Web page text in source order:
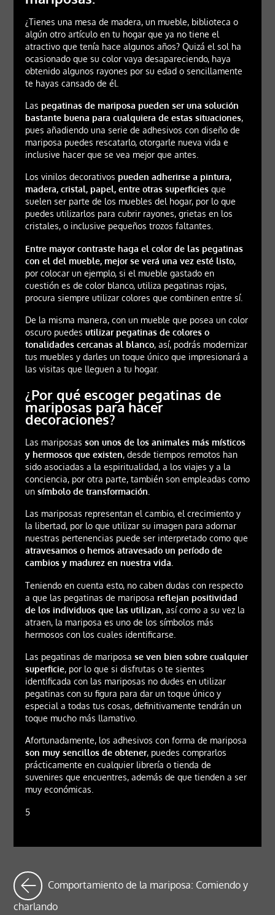
¿Tienes una mesa de madera, un mueble, biblioteca o
algún otro artículo en tu hogar que ya no tiene el
atractivo que tenía hace algunos años? Quizá el sol ha
ocasionado que su color vaya desapareciendo, haya
obtenido algunos rayones por su edad o sencillamente
te hayas cansado de él.
Las pegatinas de mariposa pueden ser una solución
bastante buena para cualquiera de estas situaciones,
pues añadiendo una serie de adhesivos con diseño de
mariposa puedes rescatarlo, otorgarle nueva vida e
inclusive hacer que se vea mejor que antes.
Los vinilos decorativos pueden adherirse a pintura,
madera, cristal, papel, entre otras superficiesque
suelen ser parte de los muebles del hogar, por lo que
puedes utilizarlos para cubrir rayones, grietas en los
cristales, o inclusive pequeños trozos faltantes.
Entre mayor contraste haga el color de las pegatinas
con el del mueble, mejor se verá una vez esté listo,
por colocar un ejemplo, si el mueble gastado en
cuestión es de color blanco, utiliza pegatinas rojas,
procura siempre utilizar colores que combinen entre sí.
De la misma manera, con un mueble que posea un color
oscuro puedes utilizar pegatinas de colores o
tonalidades cercanas al blanco, así, podrás modernizar
tus muebles y darles un toque único que impresionará a
las visitas que lleguen a tu hogar.
¿Por qué escoger pegatinas de
mariposas para hacer
decoraciones?
Las mariposas son unos de los animales más místicos
y hermosos que existen, desde tiempos remotos han
sido asociadas a la espiritualidad, a los viajes y a la
conciencia, por otra parte, también son empleadas como
un símbolo de transformación.
Las mariposas representan el cambio, el crecimiento y
la libertad, por lo que utilizar su imagen para adornar
nuestras pertenencias puede ser interpretado como que
atravesamos o hemos atravesado un período de
cambios y madurez en nuestra vida.
Teniendo en cuenta esto, no caben dudas con respecto
a que las pegatinas de mariposa reflejan positividad
de los individuos que las utilizan, así como a su vez la
atraen, la mariposa es uno de los símbolos más
hermosos con los cuales identificarse.
Las pegatinas de mariposa se ven bien sobre cualquier
superficie, por lo que si disfrutas o te sientes
identificada con las mariposas no dudes en utilizar
pegatinas con su figura para dar un toque único y
especial a todas tus cosas, definitivamente tendrán un
toque mucho más llamativo.
Afortunadamente, los adhesivos con forma de mariposa
son muy sencillos de obtener, puedes comprarlos
prácticamente en cualquier librería o tienda de
suvenires que encuentres, además de que tienden a ser
muy económicas.
5
Comportamiento de la mariposa: Comiendo y
charlando